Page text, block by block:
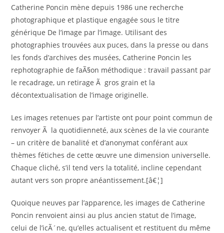
Catherine Poncin mène depuis 1986 une recherche
photographique et plastique engagée sous le titre
générique De l’image par l’image. Utilisant des
photographies trouvées aux puces, dans la presse ou dans
les fonds d’archives des musées, Catherine Poncin les
rephotographie de faÃ§on méthodique : travail passant par
le recadrage, un retirage Ã gros grain et la
décontextualisation de l’image originelle.
Les images retenues par l’artiste ont pour point commun de
renvoyer Ã la quotidienneté, aux scènes de la vie courante
– un critère de banalité et d’anonymat conférant aux
thèmes fétiches de cette œuvre une dimension universelle.
Chaque cliché, s’il tend vers la totalité, incline cependant
autant vers son propre anéantissement.[â€¦]
Quoique neuves par l’apparence, les images de Catherine
Poncin renvoient ainsi au plus ancien statut de l’image,
celui de l’icÃ´ne, qu’elles actualisent et restituent du même